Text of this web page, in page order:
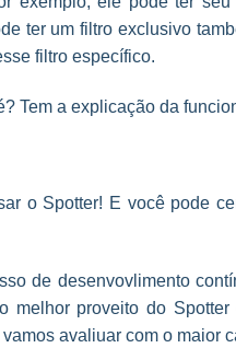
ter um filtro exclusivo
filtro específico.
Tem a explicação da
o Spotter! E você pode
de desenvovlimento
melhor proveito do
avaliuar com o maior